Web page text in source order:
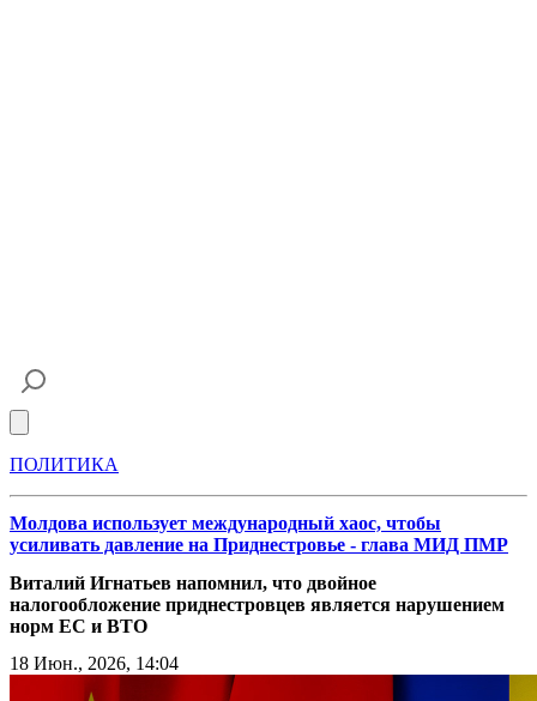
ПОЛИТИКА
Молдова использует международный хаос, чтобы
усиливать давление на Приднестровье - глава МИД ПМР
Виталий Игнатьев напомнил, что двойное
налогообложение приднестровцев является нарушением
норм ЕС и ВТО
18 Июн., 2026, 14:04